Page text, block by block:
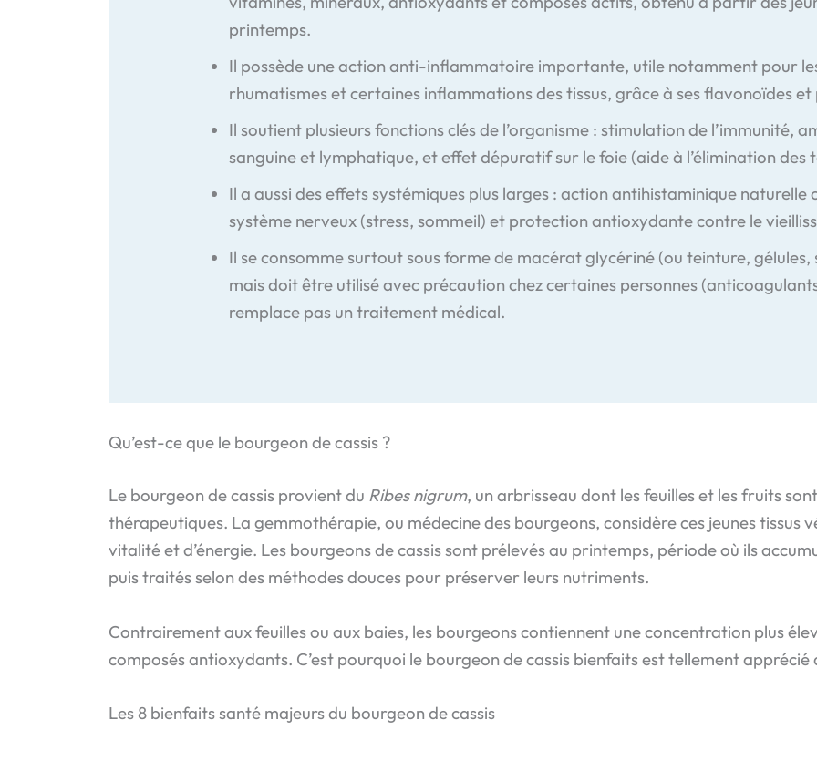
printemps.
Il possède une action anti-inflammatoire importante, utile notamment pour
rhumatismes et certaines inflammations des tissus, grâce à ses flavonoïdes
Il soutient plusieurs fonctions clés de l’organisme : stimulation de l’immunité,
sanguine et lymphatique, et effet dépuratif sur le foie (aide à l’élimination des
Il a aussi des effets systémiques plus larges : action antihistaminique naturelle
système nerveux (stress, sommeil) et protection antioxydante contre le
Il se consomme surtout sous forme de macérat glycériné (ou teinture, gélules,
mais doit être utilisé avec précaution chez certaines personnes
remplace pas un traitement médical.
Qu’est-ce que le bourgeon de cassis ?
Le bourgeon de cassis provient du Ribes nigrum, un arbrisseau dont les feuilles et les fruits
thérapeutiques. La gemmothérapie, ou médecine des bourgeons, considère ces jeunes tissus
vitalité et d’énergie. Les bourgeons de cassis sont prélevés au printemps, période où ils
puis traités selon des méthodes douces pour préserver leurs nutriments.
Contrairement aux feuilles ou aux baies, les bourgeons contiennent une concentration plus
composés antioxydants. C’est pourquoi le bourgeon de cassis bienfaits est tellement
Les 8 bienfaits santé majeurs du bourgeon de cassis